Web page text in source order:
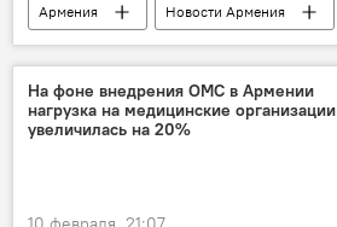
Армения Новости Армения
дроны
На фоне внедрения ОМС в Армении
нагрузка на медицинские организации
увеличилась на 20%